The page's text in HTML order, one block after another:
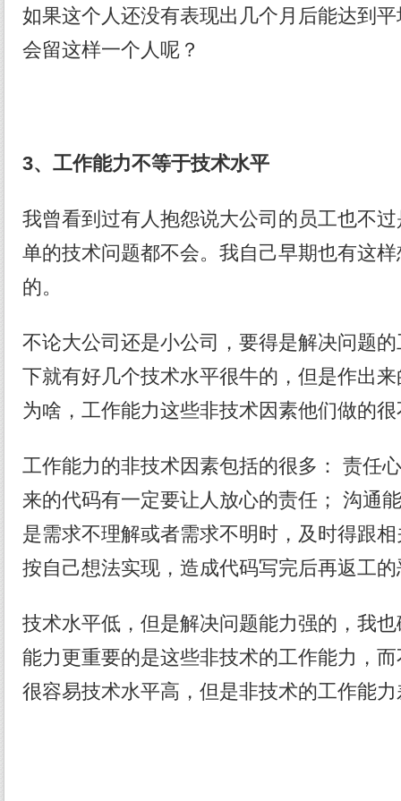
如果这个人还没有表现出几个月后能达到
会留这样一个人呢？
3、工作能力不等于技术水平
我曾看到过有人抱怨说大公司的员工也不
单的技术问题都不会。我自己早期也有这
的。
不论大公司还是小公司，要得是解决问题
下就有好几个技术水平很牛的，但是作出
为啥，工作能力这些非技术因素他们做的
工作能力的非技术因素包括的很多： 责任
来的代码有一定要让人放心的责任； 沟通
是需求不理解或者需求不明时，及时得跟
按自己想法实现，造成代码写完后再返工
技术水平低，但是解决问题能力强的，我
能力更重要的是这些非技术的工作能力，
很容易技术水平高，但是非技术的工作能